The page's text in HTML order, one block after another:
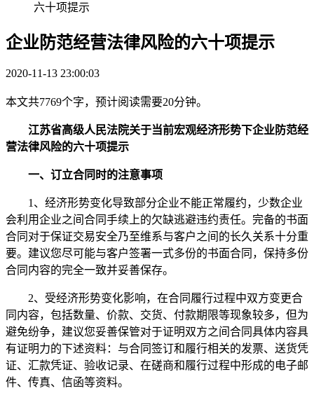
六十项提示
企业防范经营法律风险的六十项提示
2020-11-13 23:00:03
本文共7769个字，预计阅读需要20分钟。
江苏省高级人民法院关于当前宏观经济形势下企业防范经
营法律风险的六十项提示
一、订立合同时的注意事项
1、经济形势变化导致部分企业不能正常履约，少数企业
会利用企业之间合同手续上的欠缺逃避违约责任。完备的书面
合同对于保证交易安全乃至维系与客户之间的长久关系十分重
要。建议您尽可能与客户签署一式多份的书面合同，保持多份
合同内容的完全一致并妥善保存。
2、受经济形势变化影响，在合同履行过程中双方变更合
同内容，包括数量、价款、交货、付款期限等现象较多，但为
避免纷争，建议您妥善保管对于证明双方之间合同具体内容具
有证明力的下述资料：与合同签订和履行相关的发票、送货凭
证、汇款凭证、验收记录、在磋商和履行过程中形成的电子邮
件、传真、信函等资料。